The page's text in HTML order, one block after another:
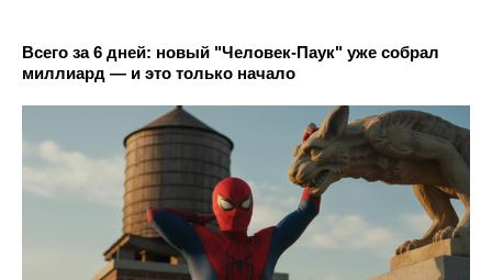
Всего за 6 дней: новый "Человек-Паук" уже собрал
миллиард — и это только начало